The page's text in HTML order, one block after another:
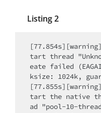
Listing 2
tart thread
eate failed
ksize: 1024k,
tart the native
ad "pool-10-